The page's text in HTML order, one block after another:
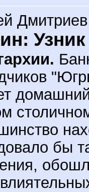
Дмитриев
бы